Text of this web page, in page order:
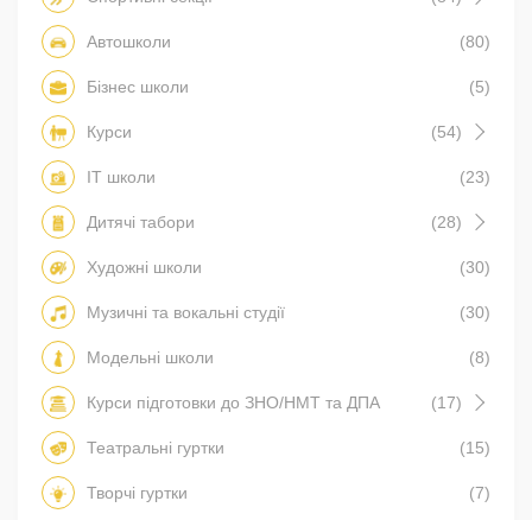
Автошколи (80)
Бізнес школи (5)
Курси (54)
IT школи (23)
Дитячі табори (28)
Художні школи (30)
Музичні та вокальні студії (30)
Модельні школи (8)
Курси підготовки до ЗНО/НМТ та ДПА (17)
Театральні гуртки (15)
Творчі гуртки (7)